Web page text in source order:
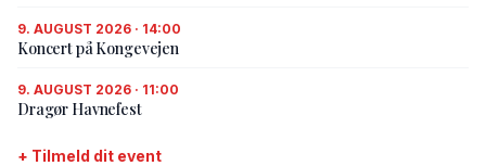
9. AUGUST 2026 · 14:00
Koncert på Kongevejen
9. AUGUST 2026 · 11:00
Dragør Havnefest
+ Tilmeld dit event